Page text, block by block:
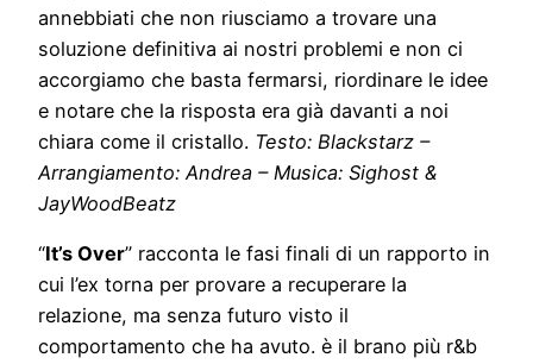
annebbiati che non riusciamo a trovare una
soluzione definitiva ai nostri problemi e non ci
accorgiamo che basta fermarsi, riordinare le idee
e notare che la risposta era già davanti a noi
chiara come il cristallo. Testo: Blackstarz –
Arrangiamento: Andrea – Musica: Sighost &
JayWoodBeatz
“It’s Over” racconta le fasi finali di un rapporto in
cui l’ex torna per provare a recuperare la
relazione, ma senza futuro visto il
comportamento che ha avuto. è il brano più r&b